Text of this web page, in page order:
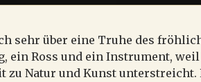
sehr über eine Truhe des
ein Ross und ein Instrument,
zu Natur und Kunst